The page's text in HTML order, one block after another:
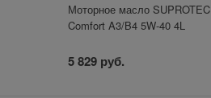
Моторное масло SUPROTEC
Comfort A3/B4 5W-40 4L
5 829 руб.